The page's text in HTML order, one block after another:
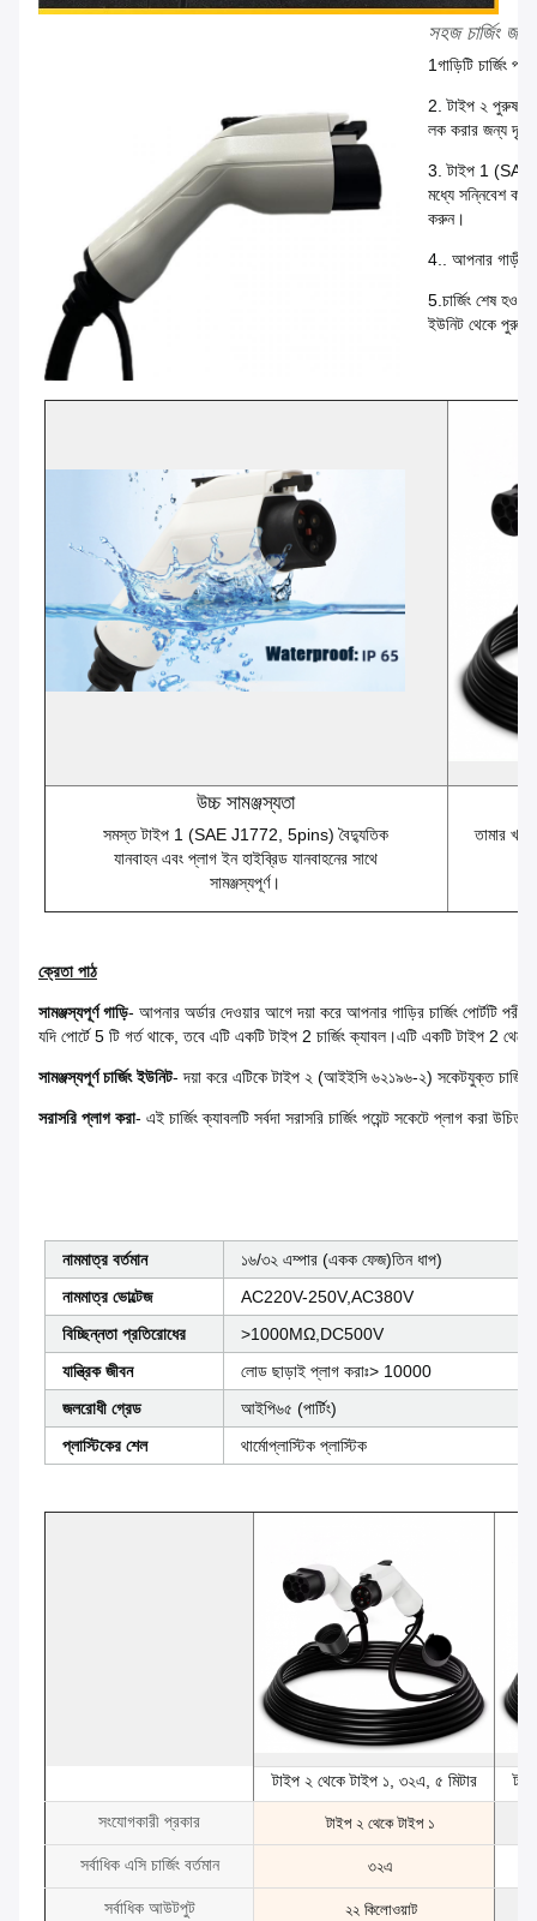
সহজ চার্জিং
1গাড়িটি চার্জিং
2. টাইপ ২ পুরুষ
লক করার জন্য
3. টাইপ 1 (SAE
মধ্যে সন্নিবেশ
করুন।
4.. আপনার গাড়ী
5.চার্জিং শেষ
ইউনিট থেকে পুরুষ
উচ্চ সামঞ্জস্যতা
সমস্ত টাইপ 1 (SAE J1772, 5pins) বৈদ্যুতিক
যানবাহন এবং প্লাগ ইন হাইব্রিড যানবাহনের সাথে
সামঞ্জস্যপূর্ণ।
তামার
ক্রেতা পাঠ
সামঞ্জস্যপূর্ণ গাড়ি- আপনার অর্ডার দেওয়ার আগে দয়া করে আপনার গাড়ির চার্জিং পোর্টটি
যদি পোর্টে 5 টি গর্ত থাকে, তবে এটি একটি টাইপ 2 চার্জিং ক্যাবল।এটি একটি টাইপ 2
সামঞ্জস্যপূর্ণ চার্জিং ইউনিট- দয়া করে এটিকে টাইপ ২ (আইইসি ৬২১৯৬-২) সকেটযুক্ত চার্জিং
সরাসরি প্লাগ করা- এই চার্জিং ক্যাবলটি সর্বদা সরাসরি চার্জিং পয়েন্ট সকেটে প্লাগ করা
নামমাত্র বর্তমান ১৬/৩২ এম্পার (একক ফেজ)তিন ধাপ)
নামমাত্র ভোল্টেজ
AC220V-250V,AC380V
বিচ্ছিন্নতা প্রতিরোধের
>1000MΩ,DC500V
যান্ত্রিক জীবন
লোড ছাড়াই প্লাগ করাঃ> 10000
জলরোধী গ্রেড
আইপি৬৫ (পার্টিং)
প্লাস্টিকের শেল
থার্মোপ্লাস্টিক প্লাস্টিক
টাইপ ২ থেকে টাইপ ১, ৩২এ, ৫ মিটার
সংযোগকারী প্রকার টাইপ ২ থেকে টাইপ ১
সর্বাধিক এসি চার্জিং বর্তমান ৩২এ
সর্বাধিক আউটপুট ২২ কিলোওয়াট